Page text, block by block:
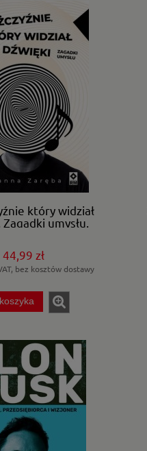
który widział
umysłu.
44,99 zł
bez kosztów dostawy